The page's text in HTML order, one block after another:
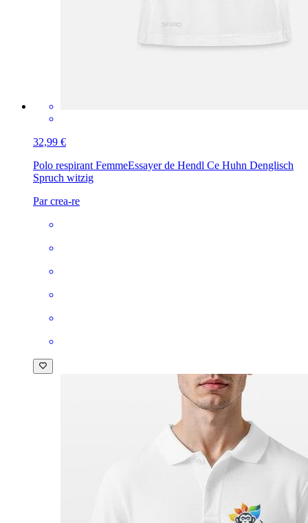
32,99 €
Polo respirant FemmeEssayer de Hendl Ce Huhn Denglisch
Spruch witzig
Par crea-re